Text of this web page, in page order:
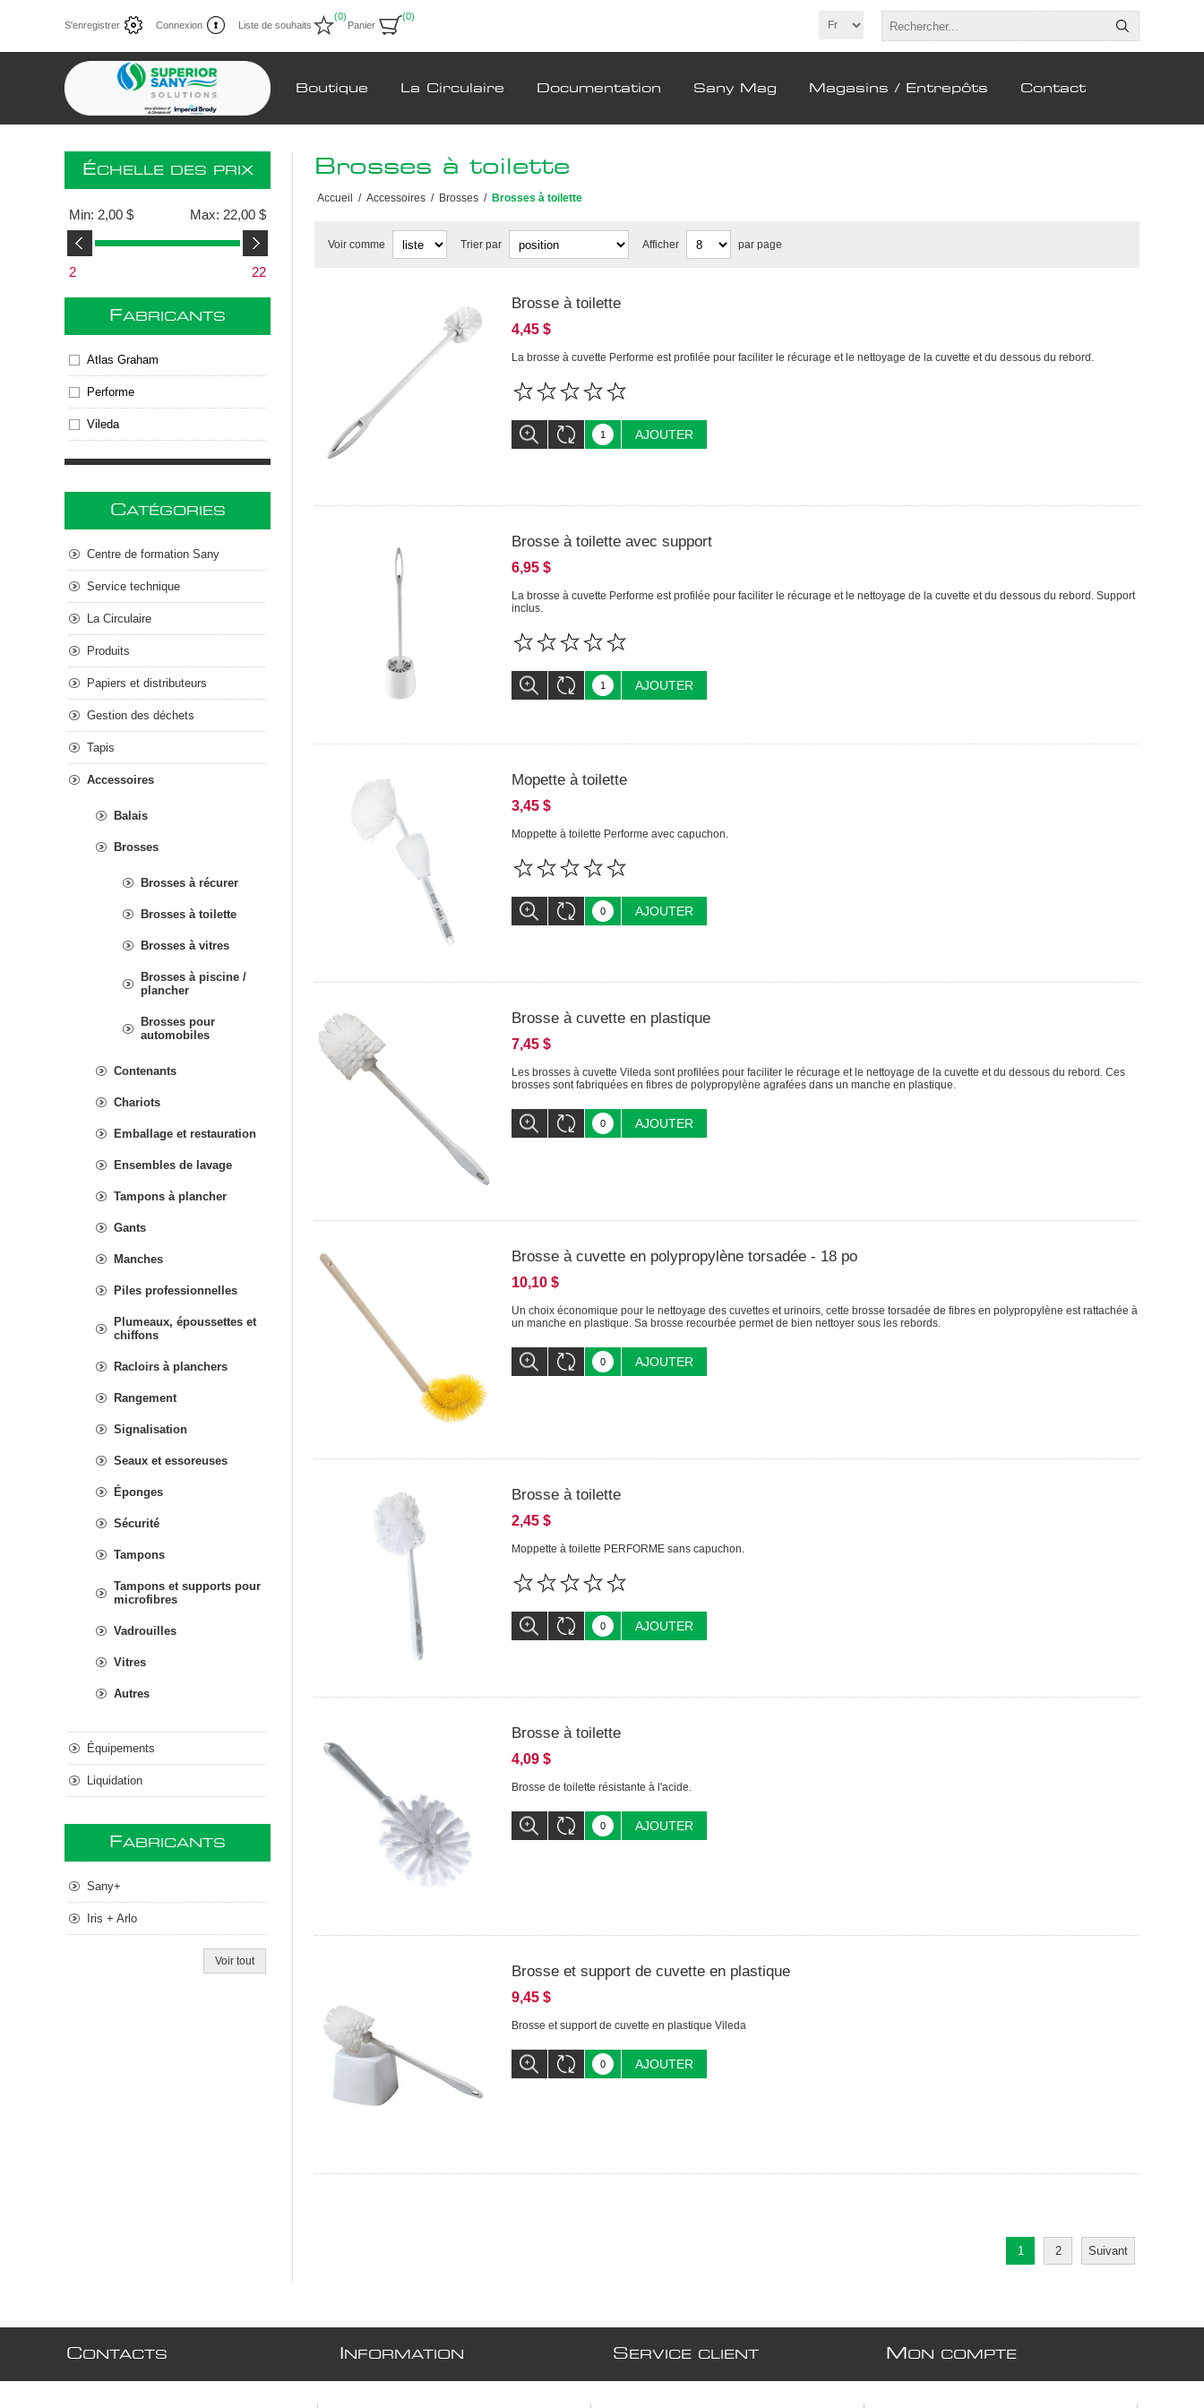
S'enregistrer Connexion Liste de souhaits
(0)
Panier
(0)
Boutique La Circulaire Documentation Sany Mag Magasins / Entrepôts Contact
Brosses à toilette
Accueil / Accessoires / Brosses / Brosses à toilette
Voir comme Trier par Afficher par page
Brosse à toilette
4,45 $
La brosse à cuvette Performe est profilée pour faciliter le récurage et le nettoyage de la cuvette et du dessous du rebord.
AJOUTER
Brosse à toilette avec support
6,95 $
La brosse à cuvette Performe est profilée pour faciliter le récurage et le nettoyage de la cuvette et du dessous du rebord. Support
inclus.
AJOUTER
Mopette à toilette
3,45 $
Moppette à toilette Performe avec capuchon.
AJOUTER
Brosse à cuvette en plastique
7,45 $
Les brosses à cuvette Vileda sont profilées pour faciliter le récurage et le nettoyage de la cuvette et du dessous du rebord. Ces
brosses sont fabriquées en fibres de polypropylène agrafées dans un manche en plastique.
AJOUTER
Brosse à cuvette en polypropylène torsadée - 18 po
10,10 $
Un choix économique pour le nettoyage des cuvettes et urinoirs, cette brosse torsadée de fibres en polypropylène est rattachée à
un manche en plastique. Sa brosse recourbée permet de bien nettoyer sous les rebords.
AJOUTER
Brosse à toilette
2,45 $
Moppette à toilette PERFORME sans capuchon.
AJOUTER
Brosse à toilette
4,09 $
Brosse de toilette résistante à l'acide.
AJOUTER
Brosse et support de cuvette en plastique
9,45 $
Brosse et support de cuvette en plastique Vileda
AJOUTER
1 2 Suivant
ÉCHELLE DES PRIX
Min: 2,00 $ Max: 22,00 $
2 22
FABRICANTS
Atlas Graham
Performe
Vileda
CATÉGORIES
Centre de formation Sany
Service technique
La Circulaire
Produits
Papiers et distributeurs
Gestion des déchets
Tapis
Accessoires
Balais
Brosses
Brosses à récurer
Brosses à toilette
Brosses à vitres
Brosses à piscine /
plancher
Brosses pour
automobiles
Contenants
Chariots
Emballage et restauration
Ensembles de lavage
Tampons à plancher
Gants
Manches
Piles professionnelles
Plumeaux, époussettes et
chiffons
Racloirs à planchers
Rangement
Signalisation
Seaux et essoreuses
Éponges
Sécurité
Tampons
Tampons et supports pour
microfibres
Vadrouilles
Vitres
Autres
Équipements
Liquidation
FABRICANTS
Sany+
Iris + Arlo
Voir tout
CONTACTS NFORMATION S ERVICE CLIENT M ON COMPTE